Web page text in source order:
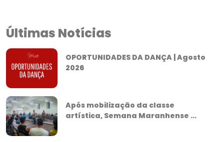
Últimas Notícias
OPORTUNIDADES DA DANÇA | Agosto
2026
Após mobilização da classe
artística, Semana Maranhense ...